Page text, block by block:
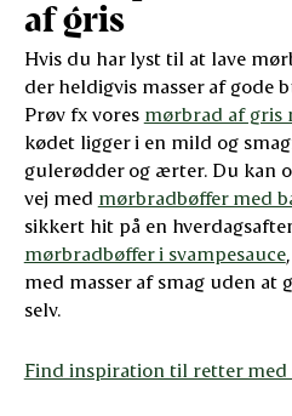
af gris
Hvis du har lyst til at lave
der heldigvis masser af gode
Prøv fx vores mørbrad af gris
kødet ligger i en mild og
gulerødder og ærter. Du kan
vej med mørbradbøffer med
sikkert hit på en
mørbradbøffer i svampesauce
med masser af smag uden
selv.
Find inspiration til retter med